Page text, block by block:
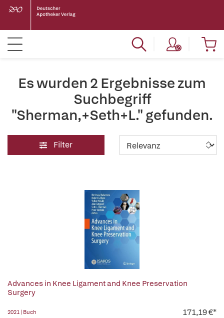
Es wurden 2 Ergebnisse zum
Suchbegriff
"Sherman,+Seth+L." gefunden.
Filter
Advances in Knee Ligament and Knee Preservation
Surgery
2021 | Buch 171,19 €*